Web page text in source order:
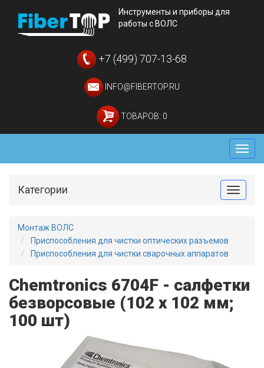
Инструменты и приборы для
работы с ВОЛС
+7 (499) 707-13-68
INFO@FIBERTOP.RU
ТОВАРОВ: 0
Меню
Toggle
Категории
Монтаж ВОЛС
Приспособления для чистки оптических разъемов
Приспособления для чистки сварочных аппаратов
Chemtronics 6704F - салфетки
безворсовые (102 х 102 мм;
100 шт)